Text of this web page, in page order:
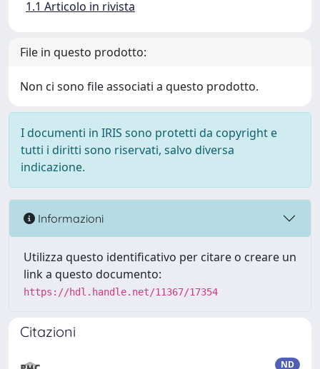
1.1 Articolo in rivista
File in questo prodotto:
Non ci sono file associati a questo prodotto.
I documenti in IRIS sono protetti da copyright e
tutti i diritti sono riservati, salvo diversa
indicazione.
Informazioni
Utilizza questo identificativo per citare o creare un
link a questo documento:
https://hdl.handle.net/11367/17354
Citazioni
ND